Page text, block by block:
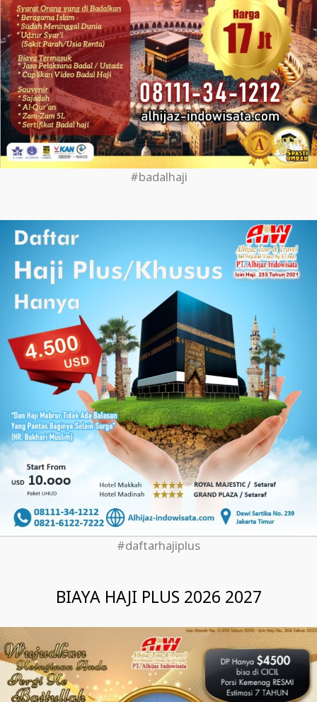
#badalhaji
#daftarhajiplus
BIAYA HAJI PLUS 2026 2027